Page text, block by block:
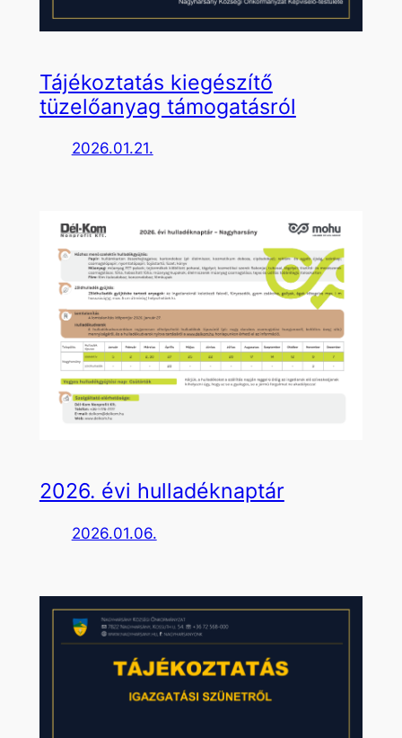
Tájékoztatás kiegészítő
tüzelőanyag támogatásról
2026.01.21.
2026. évi hulladéknaptár
2026.01.06.